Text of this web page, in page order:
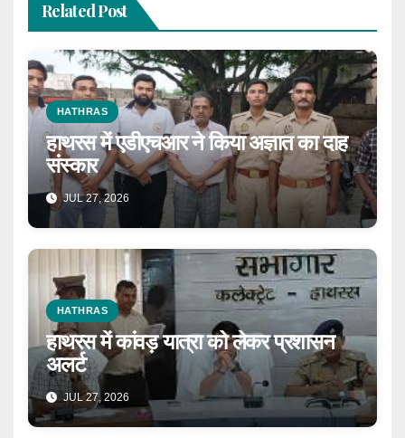
Related Post
HATHRAS
हाथरस में एडीएचआर ने किया अज्ञात का दाह
संस्कार
JUL 27, 2026
HATHRAS
हाथरस में कांवड़ यात्रा को लेकर प्रशासन
अलर्ट
JUL 27, 2026